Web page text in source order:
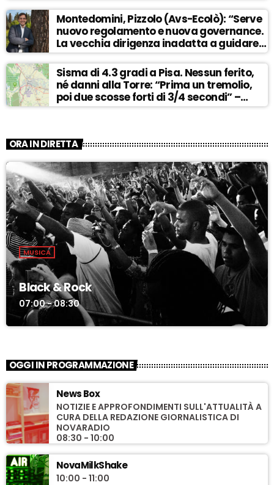
Montedomini, Pizzolo (Avs-Ecolò): “Serve
nuovo regolamento e nuova governance.
La vecchia dirigenza inadatta a guidare
la svolta” – ASCOLTA
Sisma di 4.3 gradi a Pisa. Nessun ferito,
né danni alla Torre: “Prima un tremolio,
poi due scosse forti di 3/4 secondi” –
ASCOLTA
ORA IN DIRETTA
MUSICA
Black & Rock
07:00 - 08:30
OGGI IN PROGRAMMAZIONE
News Box
NOTIZIE E APPROFONDIMENTI SULL'ATTUALITÀ A
CURA DELLA REDAZIONE GIORNALISTICA DI
NOVARADIO
08:30 - 10:00
NovaMilkShake
10:00 - 11:00